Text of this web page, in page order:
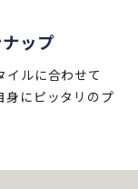
ップ
イルに合わせて
身にピッタリのプ